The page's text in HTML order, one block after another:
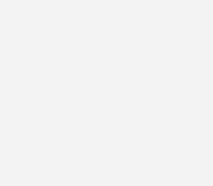
Ison: Solarstrom flexibel
preiswert
von SMA können
ihren Strom zu günstigen Zeiten
beziehen. Ison hat dazu eine
Die Marktanbindung läuft über